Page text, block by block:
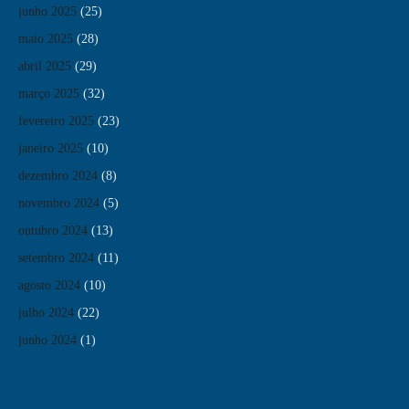
junho 2025 (25)
maio 2025 (28)
abril 2025 (29)
março 2025 (32)
fevereiro 2025 (23)
janeiro 2025 (10)
dezembro 2024 (8)
novembro 2024 (5)
outubro 2024 (13)
setembro 2024 (11)
agosto 2024 (10)
julho 2024 (22)
junho 2024 (1)